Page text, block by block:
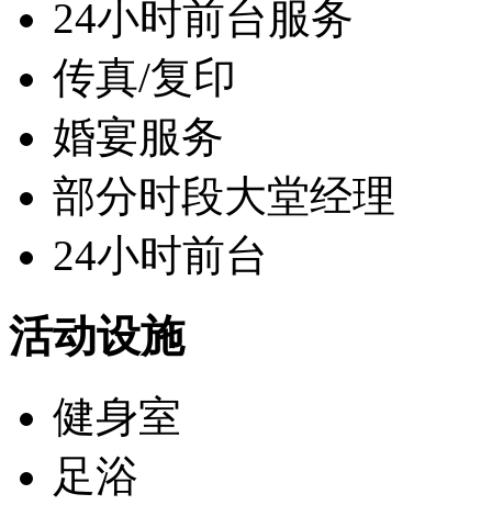
24小时前台服务
传真/复印
婚宴服务
部分时段大堂经理
24小时前台
活动设施
健身室
足浴